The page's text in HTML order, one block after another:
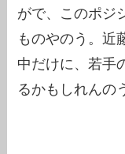
がで、このポジ
ものやのう。近
中だけに、若手
るかもしれんの